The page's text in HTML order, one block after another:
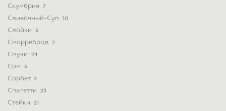
Скумбрия 7
Сливочный-Суп 10
Слойки 6
Сморреброд 2
Смузи 24
Сом 6
Сорбет 4
Спагетти 23
Стейки 21